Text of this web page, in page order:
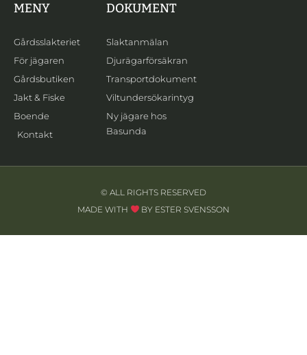
MENY
Gårdsslakteriet
För jägaren
Gårdsbutiken
Jakt & Fiske
Boende
Kontakt
DOKUMENT
Slaktanmälan
Djurägarförsäkran
Transportdokument
Viltundersökarintyg
Ny jägare hos
Basunda
© ALL RIGHTS RESERVED
MADE WITH
BY ESTER SVENSSON